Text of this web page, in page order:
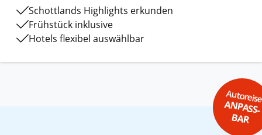
Schottlands Highlights erkunden
Frühstück inklusive
Hotels flexibel auswählbar
ANPASS-
BAR